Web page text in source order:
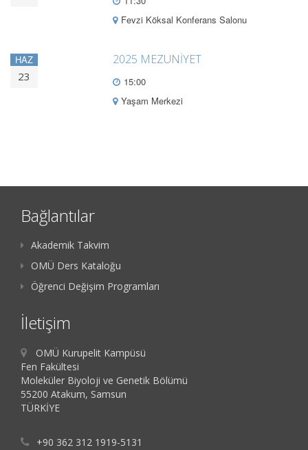
Fevzi Köksal Konferans Salonu
HAZ
23
2025 MEZUNİYET
15:00
Yaşam Merkezi
Bağlantılar
Akademik Takvim
OMÜ Ders Kataloğu
Öğrenci Değişim Programları
İletişim
OMÜ Kurupelit Kampüsü
Fen Fakültesi
Moleküler Biyoloji ve Genetik Bölümü
55200 Atakum, Samsun
TÜRKİYE
+90 362 312 1919-5131